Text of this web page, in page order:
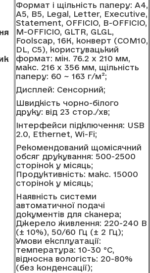
Формат і щільність паперу: A4,
A5, B5, Legal, Letter, Executive,
Statement, OFFICIO, B-OFFICIO,
M-OFFICIO, GLTR, GLGL,
Foolscap, 16K, конверт (COM10,
DL, C5), користувацький
формат: мін. 76.2 x 210 мм,
макс. 216 x 356 мм, щільність
паперу: 60 ~ 163 г/м²;
Дисплей: Сенсорний;
Швидкість чорно-білого
друку: від 23 стор./хв;
Інтерфейси підключення: USB
2.0, Ethernet, Wi-Fi;
Рекомендований щомісячний
обсяг друкування: 500-2500
сторінок у місяць;
Продуктивність: макс. 15000
сторінок у місяць;
Наявність системи
автоматичної подачі
документів для сканера;
Джерело живлення: 220-240 В
(± 10%), 50/60 Гц (± 2 Гц);
Умови експлуатації:
температура: 10-30 °C,
відносна вологість: 20-80%
(без конденсації);